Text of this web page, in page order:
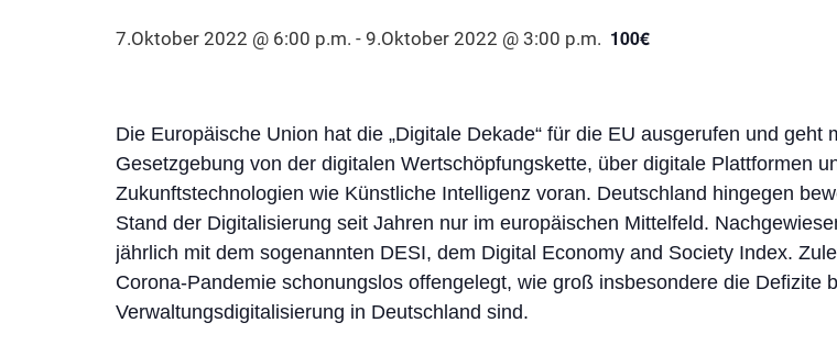
7.Oktober 2022 @ 6:00 p.m. - 9.Oktober 2022 @ 3:00 p.m. 100€
Die Europäische Union hat die „Digitale Dekade“ für die EU ausgerufen und geht
Gesetzgebung von der digitalen Wertschöpfungskette, über digitale Plattformen
Zukunftstechnologien wie Künstliche Intelligenz voran. Deutschland hingegen
Stand der Digitalisierung seit Jahren nur im europäischen Mittelfeld.
jährlich mit dem sogenannten DESI, dem Digital Economy and Society Index.
Corona-Pandemie schonungslos offengelegt, wie groß insbesondere die Defizite
Verwaltungsdigitalisierung in Deutschland sind.